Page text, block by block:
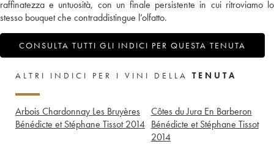
raffinatezza e untuosità, con un finale persistente in cui ritroviamo lo
stesso bouquet che contraddistingue l’olfatto.
CONSULTA TUTTI GLI INDICI PER QUESTA TENUTA
ALTRI INDICI PER I VINI DELLA TENUTA
Arbois Chardonnay Les Bruyères
Bénédicte et Stéphane Tissot 2014
Côtes du Jura En Barberon
Bénédicte et Stéphane Tissot
2014